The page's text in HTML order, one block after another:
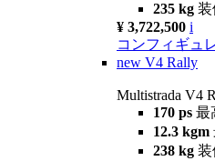
235 kg 装
¥ 3,722,500 i
コンフィギュ
new V4 Rally
Multistrada V4
170 ps 最
12.3 kgm
238 kg 装